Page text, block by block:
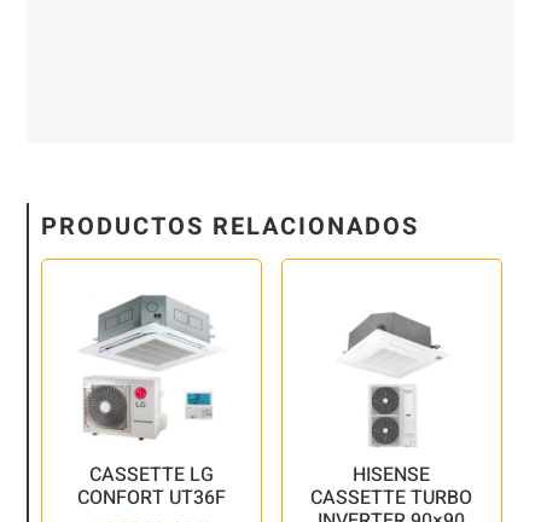
PRODUCTOS RELACIONADOS
CASSETTE LG
CONFORT UT36F
HISENSE
CASSETTE TURBO